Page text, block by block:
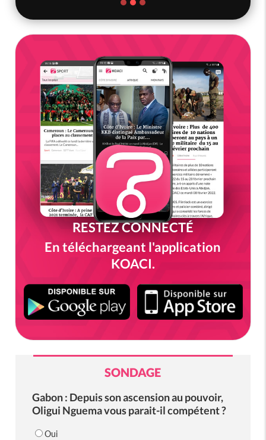
RESTEZ CONNECTÉ
En téléchargeant l'application
KOACI.
SONDAGE
Gabon : Depuis son ascension au pouvoir,
Oligui Nguema vous parait-il compétent ?
Oui